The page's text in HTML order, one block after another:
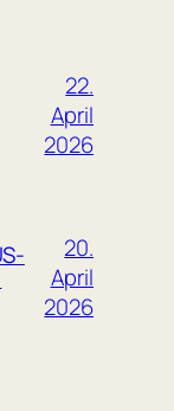
22.
April
2026
20.
April
2026